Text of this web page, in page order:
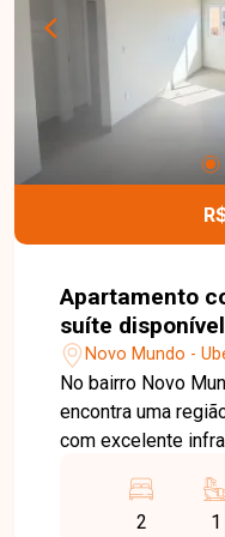
contato e agende
Apartamento
suíte disponível para locação no bairro
Novo Mundo
Novo Mundo -
No bairro Novo
encontra uma
com excelente
supermercados,
comércios,
2 1